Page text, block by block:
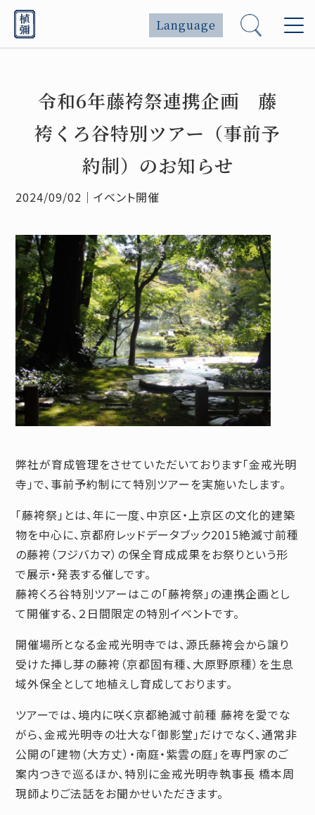
Language
令和6年藤袴祭連携企画 藤
袴くろ谷特別ツアー（事前予
約制）のお知らせ
2024/09/02 ｜イベント開催
弊社が育成管理をさせていただいております「金戒光明
寺」で、事前予約制にて特別ツアーを実施いたします。
「藤袴祭」とは、年に一度、中京区・上京区の文化的建築
物を中心に、京都府レッドデータブック2015絶滅寸前種
の藤袴（フジバカマ）の保全育成成果をお祭りという形
で展示・発表する催しです。
藤袴くろ谷特別ツアーはこの「藤袴祭」の連携企画とし
て開催する、２日間限定の特別イベントです。
開催場所となる金戒光明寺では、源氏藤袴会から譲り
受けた挿し芽の藤袴（京都固有種、大原野原種）を生息
域外保全として地植えし育成しております。
ツアーでは、境内に咲く京都絶滅寸前種 藤袴を愛でな
がら、金戒光明寺の壮大な「御影堂」だけでなく、通常非
公開の「建物（大方丈）・南庭・紫雲の庭」を専門家のご
案内つきで巡るほか、特別に金戒光明寺執事長 橋本周
現師よりご法話をお聞かせいただきます。